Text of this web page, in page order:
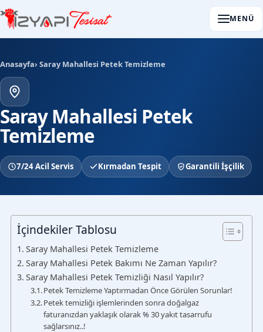
MENÜ
Anasayfa› Saray Mahallesi Petek Temizleme
Saray Mahallesi Petek
Temizleme
7/24 Acil Servis Kırmadan Tespit Garantili İşçilik
İçindekiler Tablosu
Saray Mahallesi Petek Temizleme
Saray Mahallesi Petek Bakımı Ne Zaman Yapılır?
Saray Mahallesi Petek Temizliği Nasıl Yapılır?
Petek Temizleme Yaptırmadan Önce Görülen Sorunlar!
Petek temizliği işlemlerinden sonra doğalgaz
faturanızdan yaklaşık olarak % 30 yakıt tasarrufu
sağlarsınız..!